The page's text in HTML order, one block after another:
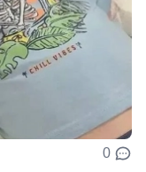
0